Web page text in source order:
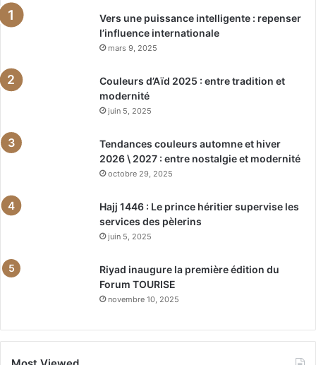
Vers une puissance intelligente : repenser
l’influence internationale
mars 9, 2025
Couleurs d’Aïd 2025 : entre tradition et
modernité
juin 5, 2025
Tendances couleurs automne et hiver
2026 \ 2027 : entre nostalgie et modernité
octobre 29, 2025
Hajj 1446 : Le prince héritier supervise les
services des pèlerins
juin 5, 2025
Riyad inaugure la première édition du
Forum TOURISE
novembre 10, 2025